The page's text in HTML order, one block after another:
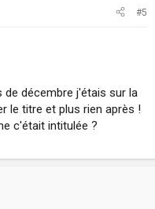
#5
décembre j'étais sur la
le titre et plus rien après !
c'était intitulée ?